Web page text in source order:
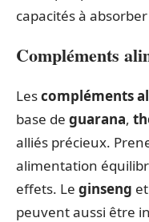
capacités à
Compléments
Lescompléments
base de guarana,
alliés précieux.
alimentation
effets. Le ginseng
peuvent aussi être